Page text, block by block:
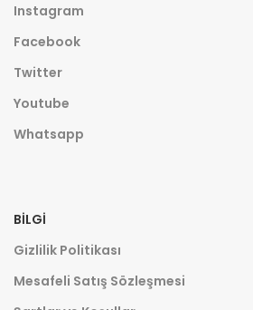
Instagram
Facebook
Twitter
Youtube
Whatsapp
BILGI
Gizlilik Politikası
Mesafeli Satış Sözleşmesi